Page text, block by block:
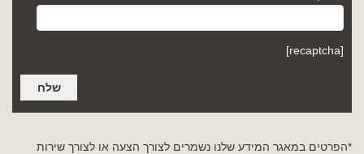
[recaptcha]
*הפרטים במאגר המידע שלנו נשמרים לצורך הצעה או לצורך שירות